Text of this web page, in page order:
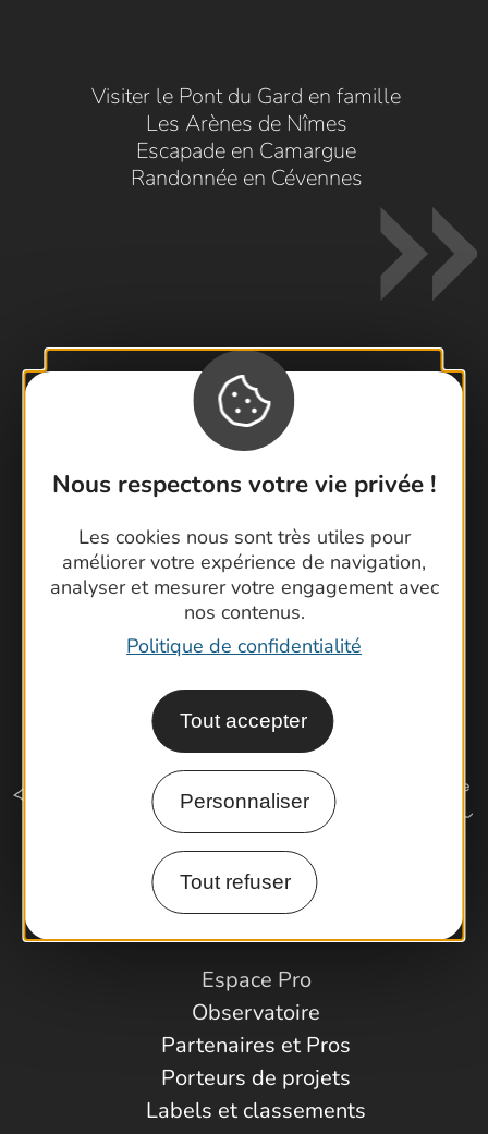
Nous respectons votre vie privée !
Les cookies nous sont très utiles pour
améliorer votre expérience de navigation,
analyser et mesurer votre engagement avec
nos contenus.
Politique de confidentialité
Tout accepter
Personnaliser
Tout refuser
Visiter le Pont du Gard en famille
Les Arènes de Nîmes
Escapade en Camargue
Randonnée en Cévennes
Contactez-nous !
Foire aux questions
Brochures
Cartoguides et Topoguides
Latitude Gard
Comment venir ?
Espace Pro
Observatoire
Partenaires et Pros
Porteurs de projets
Labels et classements